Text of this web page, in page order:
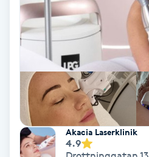
Gua Sha-massage
Hatha Yoga
Headspa
Healing
Akacia Laserklinik
4.9